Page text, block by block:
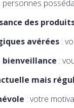
des
avérées :
bienveillance :
mais
: votre